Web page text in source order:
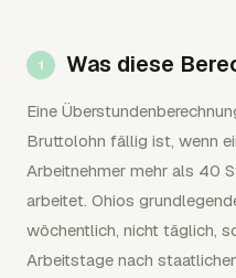
Was diese
Eine
Bruttolohn fällig ist, wenn
Arbeitnehmer mehr als 40
arbeitet. Ohios
wöchentlich, nicht täglich,
Arbeitstage nach